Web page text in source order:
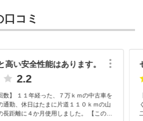
口コミ
高い安全性能はあります。
2.2
数】 １１年経った、７万ｋｍの中古車を
通勤、休日はたまに片道１１０ｋｍの山
離に４か月使用しました。 【このク